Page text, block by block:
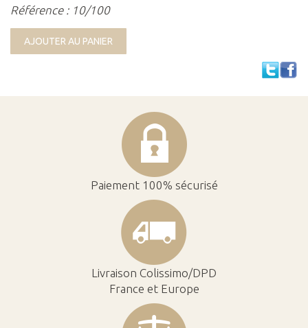
Référence : 10/100
AJOUTER AU PANIER
Paiement 100% sécurisé
Livraison Colissimo/DPD
France et Europe